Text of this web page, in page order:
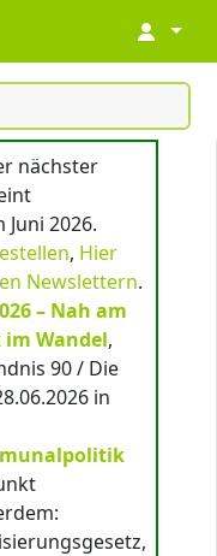
↓
nächster
2026.
, Hier
Newslettern.
– Nah am
Wandel,
90 / Die
in